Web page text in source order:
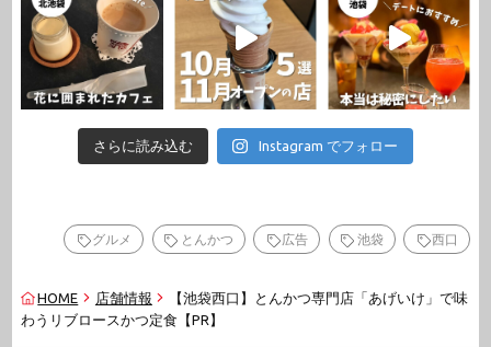
さらに読み込む Instagram でフォロー
グルメ とんかつ 広告 池袋 西口
HOME 店舗情報
【池袋西口】とんかつ専門店「あげいけ」で味
わうリブロースかつ定食【PR】